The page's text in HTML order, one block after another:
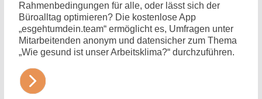
Rahmen­bedingungen für alle, oder lässt sich der
Büroalltag optimieren? Die kostenlose App
„esgehtumdein.team“ ermöglicht es, Umfragen unter
Mitarbeitenden anonym und datensicher zum Thema
„Wie gesund ist unser Arbeitsklima?“ durchzuführen.